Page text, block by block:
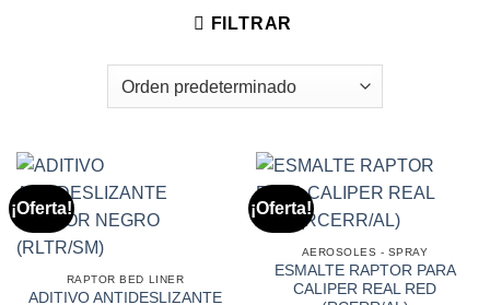
FILTRAR
¡Oferta!
RAPTOR BED LINER
ADITIVO ANTIDESLIZANTE
¡Oferta!
AEROSOLES - SPRAY
ESMALTE RAPTOR PARA
CALIPER REAL RED